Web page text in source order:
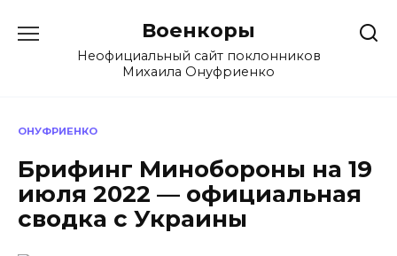
содержанию
Военкоры
Неофициальный сайт поклонников
Михаила Онуфриенко
ОНУФРИЕНКО
Брифинг Минобороны на 19
июля 2022 — официальная
сводка с Украины